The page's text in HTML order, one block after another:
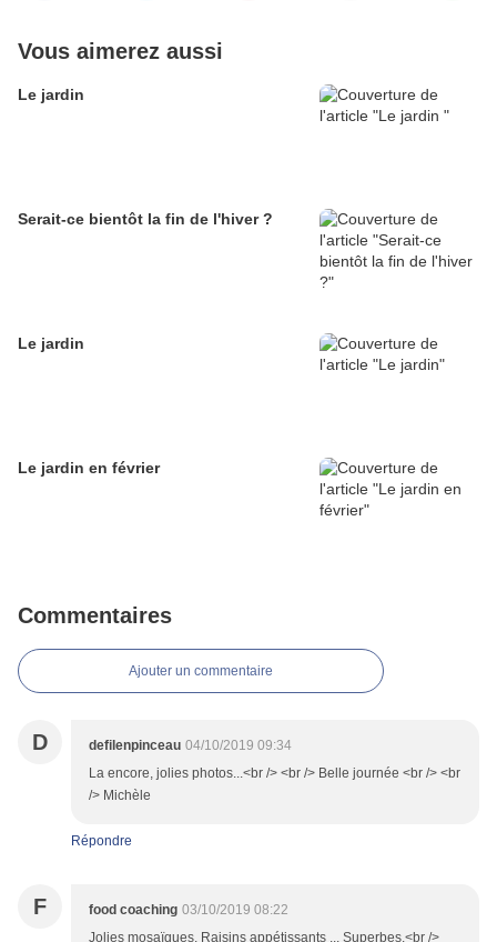
Vous aimerez aussi
Le jardin
Serait-ce bientôt la fin de l'hiver ?
Le jardin
Le jardin en février
Commentaires
Ajouter un commentaire
D defilenpinceau 04/10/2019 09:34
La encore, jolies photos...<br /> <br /> Belle journée <br /> <br
/> Michèle
Répondre
F food coaching 03/10/2019 08:22
Jolies mosaïques. Raisins appétissants ... Superbes.<br />